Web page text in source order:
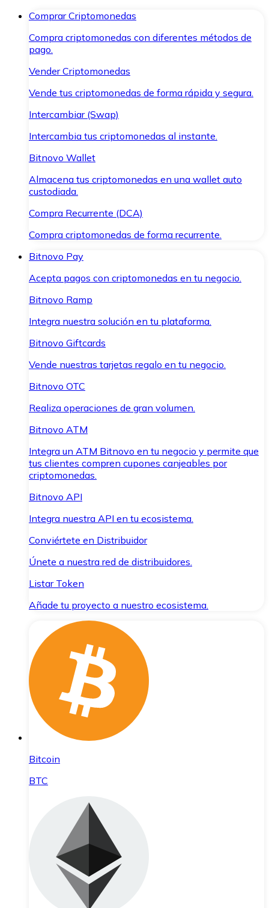
Comprar Criptomonedas
Compra criptomonedas con diferentes métodos de
pago.
Vender Criptomonedas
Vende tus criptomonedas de forma rápida y segura.
Intercambiar (Swap)
Intercambia tus criptomonedas al instante.
Bitnovo Wallet
Almacena tus criptomonedas en una wallet auto
custodiada.
Compra Recurrente (DCA)
Compra criptomonedas de forma recurrente.
Bitnovo Pay
Acepta pagos con criptomonedas en tu negocio.
Bitnovo Ramp
Integra nuestra solución en tu plataforma.
Bitnovo Giftcards
Vende nuestras tarjetas regalo en tu negocio.
Bitnovo OTC
Realiza operaciones de gran volumen.
Bitnovo ATM
Integra un ATM Bitnovo en tu negocio y permite que
tus clientes compren cupones canjeables por
criptomonedas.
Bitnovo API
Integra nuestra API en tu ecosistema.
Conviértete en Distribuidor
Únete a nuestra red de distribuidores.
Listar Token
Añade tu proyecto a nuestro ecosistema.
Bitcoin
BTC